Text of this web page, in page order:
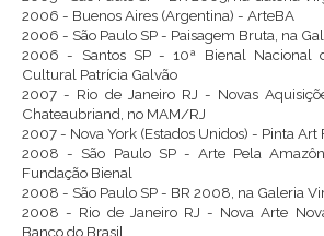
2006 - Buenos Aires (Argentina) - ArteBA
2006 - São Paulo SP - Paisagem Bruta, na
2006 - Santos SP - 10ª Bienal Nacional
Cultural Patrícia Galvão
2007 - Rio de Janeiro RJ - Novas
Chateaubriand, no MAM/RJ
2007 - Nova York (Estados Unidos) - Pinta Art
2008 - São Paulo SP - Arte Pela
Fundação Bienal
2008 - São Paulo SP - BR 2008, na Galeria
2008 - Rio de Janeiro RJ - Nova Arte
Banco do Brasil